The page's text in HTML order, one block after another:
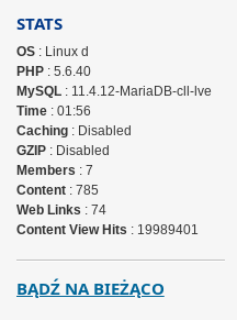
STATS
OS: Linux d
PHP: 5.6.40
MySQL: 11.4.12-MariaDB-cll-lve
Time: 01:56
Caching: Disabled
GZIP: Disabled
Members : 7
Content: 785
Web Links : 74
Content View Hits : 19989401
BĄDŹ NA BIEŻĄCO